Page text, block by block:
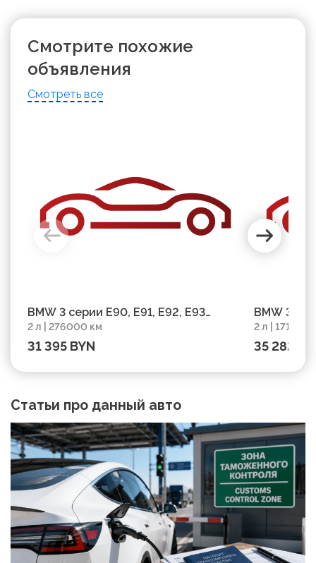
Смотрите похожие
объявления
Смотреть все
BMW 3 серии E90, E91, E92, E93
Рестайлинг, 2008, пробег 276000 км
2 л | 276000 км
31 395 BYN
BMW 3
2 л | 171563
35 282
Статьи про данный авто